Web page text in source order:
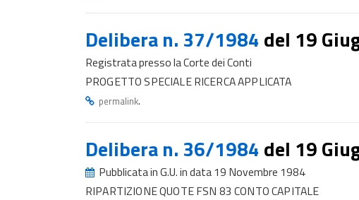
Delibera n. 37/1984 del 19
Registrata presso la Corte dei Conti
PROGETTO SPECIALE RICERCA APPLICATA
permalink.
Delibera n. 36/1984 del 19
Pubblicata in G.U. in data 19 Novembre 1984
RIPARTIZIONE QUOTE FSN 83 CONTO CAPITALE